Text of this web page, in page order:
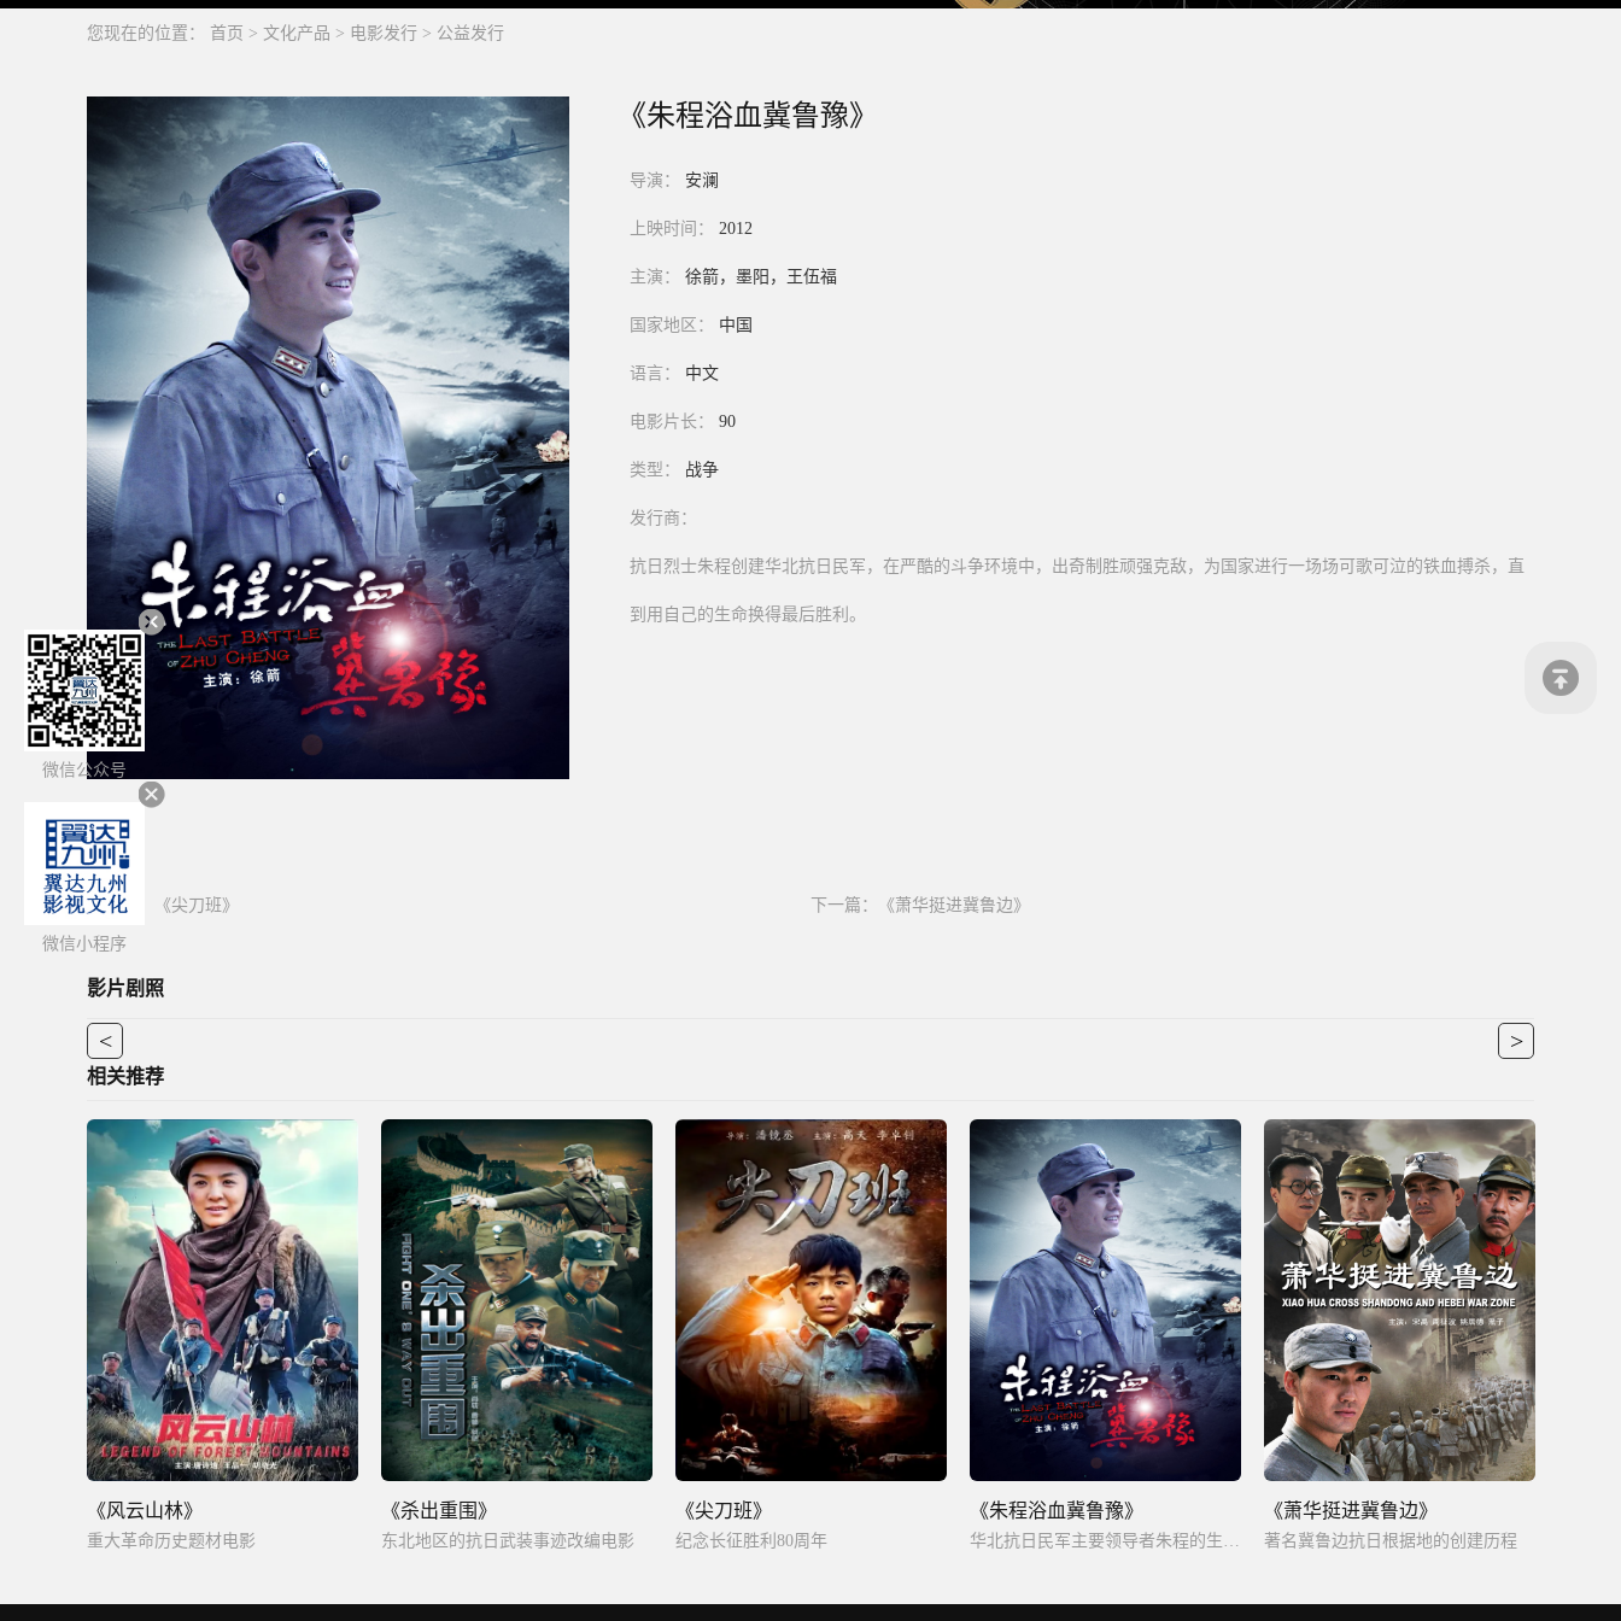
您现在的位置： 首页 > 文化产品 > 电影发行 > 公益发行
《朱程浴血冀鲁豫》
导演： 安澜
上映时间： 2012
主演： 徐箭，墨阳，王伍福
国家地区： 中国
语言： 中文
电影片长： 90
类型： 战争
发行商：
抗日烈士朱程创建华北抗日民军，在严酷的斗争环境中，出奇制胜顽强克敌，为国家进行一场场可歌可泣的铁血搏杀，直
到用自己的生命换得最后胜利。
上一篇： 《尖刀班》 下一篇： 《萧华挺进冀鲁边》
影片剧照
< >
相关推荐
《风云山林》
重大革命历史题材电影
《杀出重围》
东北地区的抗日武装事迹改编电影
《尖刀班》
纪念长征胜利80周年
《朱程浴血冀鲁豫》
华北抗日民军主要领导者朱程的生平事迹
《萧华挺进冀鲁边》
著名冀鲁边抗日根据地的创建历程
微信公众号
微信小程序